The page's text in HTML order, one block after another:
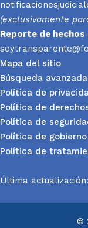
(exclusivamente
Reporte de
Mapa del sitio
Búsqueda avanzada
Política de
Política de
Política de
Política de
Política de
Última
©